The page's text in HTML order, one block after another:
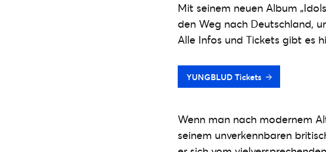
Mit seinem neuen Album
den Weg nach Deutschland,
Alle Infos und Tickets gibt es
YUNGBLUD Tickets
Wenn man nach modernem
seinem unverkennbaren